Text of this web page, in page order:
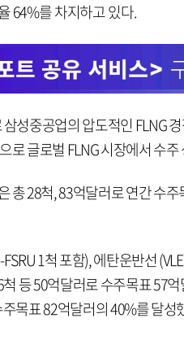
64%를 차지하고 있다.
성중공업의 압도적인 FLNG
로 글로벌 FLNG 시장에서 수
총 28척, 83억달러로 연간 수
1척 포함), 에탄운반선
등 50억달러로 수주목표 57
목표 82억달러의 40%를 달성